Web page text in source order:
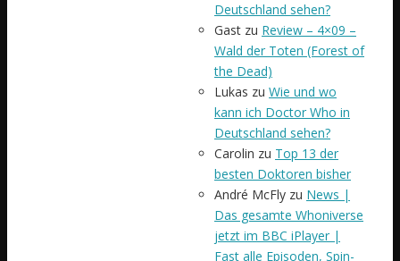
Deutschland sehen?
Gast zu Review – 4×09 –
Wald der Toten (Forest of
the Dead)
Lukas zu Wie und wo
kann ich Doctor Who in
Deutschland sehen?
Carolin zu Top 13 der
besten Doktoren bisher
André McFly zu News |
Das gesamte Whoniverse
jetzt im BBC iPlayer |
Fast alle Episoden, Spin-